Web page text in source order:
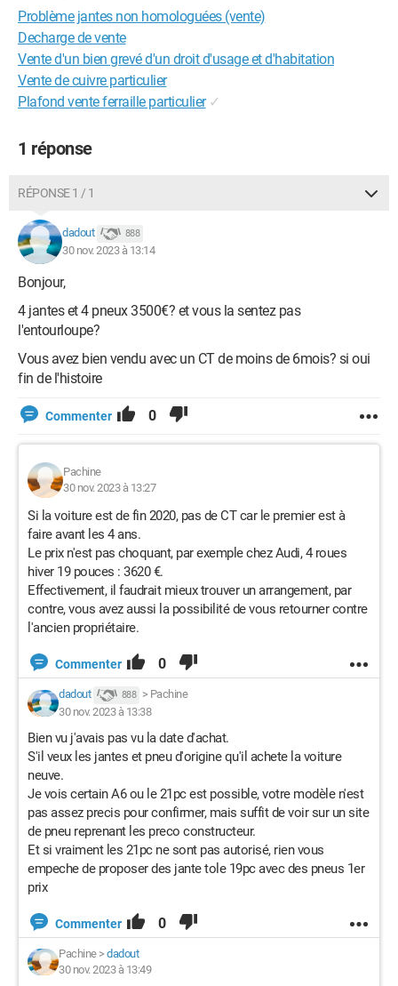
Problème jantes non homologuées (vente)
Decharge de vente
Vente d'un bien grevé d'un droit d'usage et d'habitation
Vente de cuivre particulier
Plafond vente ferraille particulier ✓
1 réponse
RÉPONSE 1 / 1
dadout 888
30 nov. 2023 à 13:14
Bonjour,
4 jantes et 4 pneux 3500€? et vous la sentez pas
l'entourloupe?
Vous avez bien vendu avec un CT de moins de 6mois? si oui
fin de l'histoire
Commenter 0
Pachine
30 nov. 2023 à 13:27
Si la voiture est de fin 2020, pas de CT car le premier est à
faire avant les 4 ans.
Le prix n'est pas choquant, par exemple chez Audi, 4 roues
hiver 19 pouces : 3620 €.
Effectivement, il faudrait mieux trouver un arrangement, par
contre, vous avez aussi la possibilité de vous retourner contre
l'ancien propriétaire.
Commenter 0
dadout 888 > Pachine
30 nov. 2023 à 13:38
Bien vu j'avais pas vu la date d'achat.
S'il veux les jantes et pneu d'origine qu'il achete la voiture
neuve.
Je vois certain A6 ou le 21pc est possible, votre modèle n'est
pas assez precis pour confirmer, mais suffit de voir sur un site
de pneu reprenant les preco constructeur.
Et si vraiment les 21pc ne sont pas autorisé, rien vous
empeche de proposer des jante tole 19pc avec des pneus 1er
prix
Commenter 0
Pachine> dadout
30 nov. 2023 à 13:49